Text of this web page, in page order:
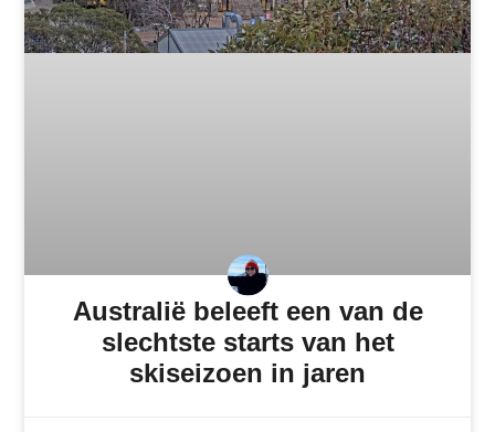
Australië beleeft een van de
slechtste starts van het
skiseizoen in jaren